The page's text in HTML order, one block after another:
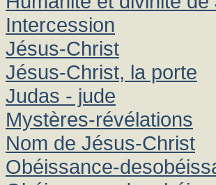
Intercession
Jésus-Christ
Jésus-Christ, la porte
Judas - jude
Mystères-révélations
Nom de Jésus-Christ
Obéissance-